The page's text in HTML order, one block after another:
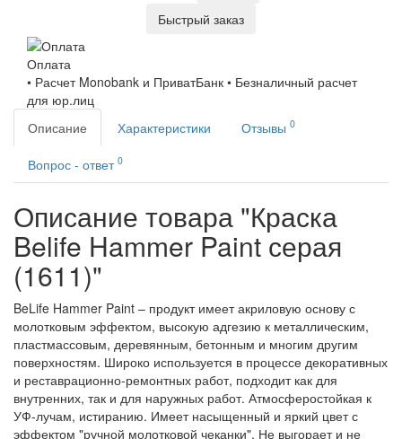
Быстрый заказ
Оплата
• Расчет Monobank и ПриватБанк • Безналичный расчет
для юр.лиц
Описание
Характеристики Отзывы 0
Вопрос - ответ 0
Описание товара "Краска
Belife Hammer Paint серая
(1611)"
BeLife Hammer Paint – продукт имеет акриловую основу с
молотковым эффектом, высокую адгезию к металлическим,
пластмассовым, деревянным, бетонным и многим другим
поверхностям. Широко используется в процессе декоративных
и реставрационно-ремонтных работ, подходит как для
внутренних, так и для наружных работ. Атмосферостойкая к
УФ-лучам, истиранию. Имеет насыщенный и яркий цвет с
эффектом "ручной молотковой чеканки". Не выгорает и не